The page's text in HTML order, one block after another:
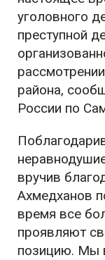
уголовного
преступной
района,
России по
вручив
Ахмедханов
время все
проявляют
позицию. Мы